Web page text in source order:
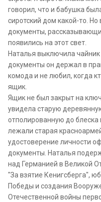
говорил, что и бабушка
сиротский дом какой-то.
документы,
появились на этот свет.
Наталья выключила
документы он держал в
комода и не любил, когда
ящик.
Ящик не был закрыт на
увидела старую
отполированную до блеска
лежали старая
удостоверение личности
документы. Наталья
над Германией в Великой
"За взятие Кенигсберга",
Победы и создания
Отечественной войны